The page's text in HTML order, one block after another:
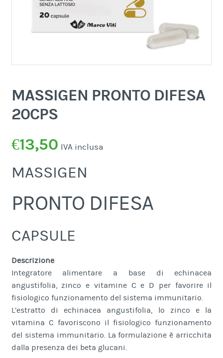
MASSIGEN PRONTO DIFESA
20CPS
€13,50 IVA inclusa
MASSIGEN
PRONTO DIFESA
CAPSULE
Descrizione
Integratore alimentare a base di echinacea
angustifolia, zinco e vitamine C e D per favorire il
fisiologico funzionamento del sistema immunitario.
L’estratto di echinacea angustifolia, lo zinco e la
vitamina C favoriscono il fisiologico funzionamento
del sistema immunitario. La formulazione è arricchita
dalla presenza dei beta glucani.